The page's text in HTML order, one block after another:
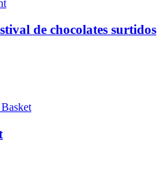
de chocolates surtidos